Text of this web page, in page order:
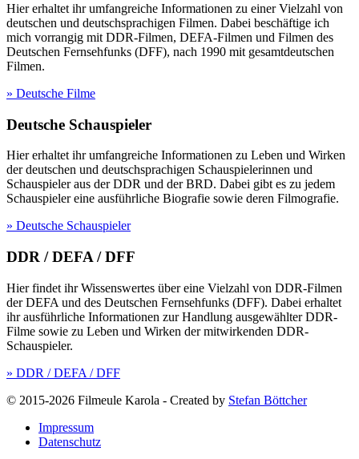
Hier erhaltet ihr umfangreiche Informationen zu einer Vielzahl von
deutschen und deutschsprachigen Filmen. Dabei beschäftige ich
mich vorrangig mit DDR-Filmen, DEFA-Filmen und Filmen des
Deutschen Fernsehfunks (DFF), nach 1990 mit gesamtdeutschen
Filmen.
» Deutsche Filme
Deutsche Schauspieler
Hier erhaltet ihr umfangreiche Informationen zu Leben und Wirken
der deutschen und deutschsprachigen Schauspielerinnen und
Schauspieler aus der DDR und der BRD. Dabei gibt es zu jedem
Schauspieler eine ausführliche Biografie sowie deren Filmografie.
» Deutsche Schauspieler
DDR / DEFA / DFF
Hier findet ihr Wissenswertes über eine Vielzahl von DDR-Filmen
der DEFA und des Deutschen Fernsehfunks (DFF). Dabei erhaltet
ihr ausführliche Informationen zur Handlung ausgewählter DDR-
Filme sowie zu Leben und Wirken der mitwirkenden DDR-
Schauspieler.
» DDR / DEFA / DFF
© 2015-2026 Filmeule Karola - Created by Stefan Böttcher
Impressum
Datenschutz